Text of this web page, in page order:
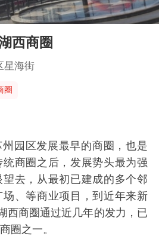
西商圈
星海街
圈
园区发展最早的商圈，也是
商圈之后，发展势头最为强
去，从最初已建成的多个邻
、等商业项目，到近年来新
西商圈通过近几年的发力，已
圈之一。